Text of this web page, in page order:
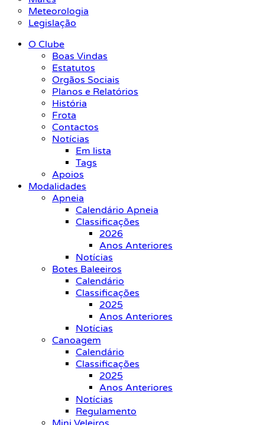
Meteorologia
Legislação
O Clube
Boas Vindas
Estatutos
Orgãos Sociais
Planos e Relatórios
História
Frota
Contactos
Notícias
Em lista
Tags
Apoios
Modalidades
Apneia
Calendário Apneia
Classificações
2026
Anos Anteriores
Notícias
Botes Baleeiros
Calendário
Classificações
2025
Anos Anteriores
Notícias
Canoagem
Calendário
Classificações
2025
Anos Anteriores
Notícias
Regulamento